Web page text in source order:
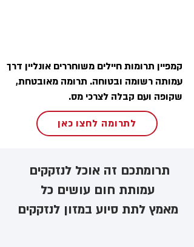
קמפיין תרומות חיילים משוחררים אונליין דרך
עמותה רשומה ובטוחה. תרומה מאובטחת,
שקופה ועם קבלה לצרכי מס.
לתרומה לחצו כאן
תרומתכם זה אוכל לנזקקים ​
עמותת חום עושים כל
מאמץ לתת סיוע במזון לנזקקים